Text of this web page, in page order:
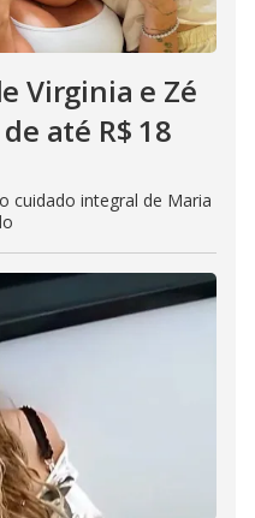
Virginia e Zé
até R$ 18
cuidado integral de Maria